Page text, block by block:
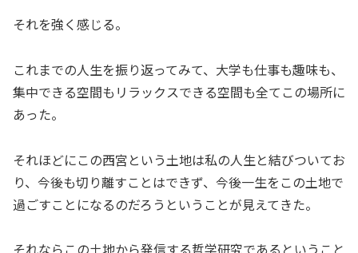
それを強く感じる。
これまでの人生を振り返ってみて、大学も仕事も趣味も、
集中できる空間もリラックスできる空間も全てこの場所に
あった。
それほどにこの西宮という土地は私の人生と結びついてお
り、今後も切り離すことはできず、今後一生をこの土地で
過ごすことになるのだろうということが見えてきた。